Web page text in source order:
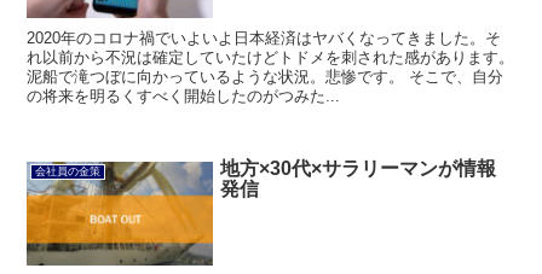
2020年のコロナ禍でいよいよ日本経済はヤバくなってきました。そ
れ以前から不況は確定していたけどトドメを刺された感があります。
泥船で滝つぼに向かっているような状況。悲惨です。 そこで、自分
の将来を明るくすべく開始したのがつみた...
会社員の金策
地方×30代×サラリーマンが情報
発信